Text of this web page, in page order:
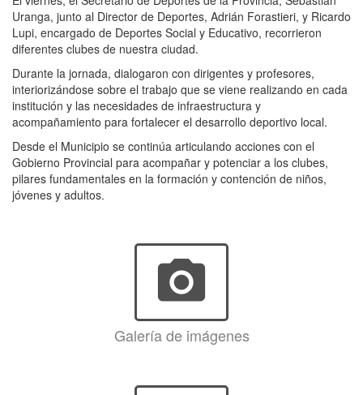
Uranga, junto al Director de Deportes, Adrián Forastieri, y Ricardo
Lupi, encargado de Deportes Social y Educativo, recorrieron
diferentes clubes de nuestra ciudad.
Durante la jornada, dialogaron con dirigentes y profesores,
interiorizándose sobre el trabajo que se viene realizando en cada
institución y las necesidades de infraestructura y
acompañamiento para fortalecer el desarrollo deportivo local.
Desde el Municipio se continúa articulando acciones con el
Gobierno Provincial para acompañar y potenciar a los clubes,
pilares fundamentales en la formación y contención de niños,
jóvenes y adultos.
photo_camera
Galería de imágenes